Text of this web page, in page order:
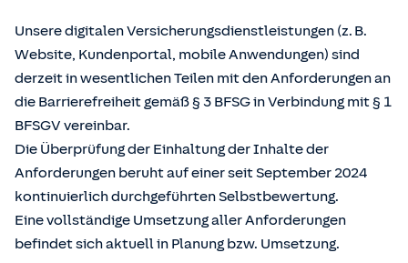
Unsere digitalen Versicherungsdienstleistungen (z. B.
Website, Kundenportal, mobile Anwendungen) sind
derzeit in wesentlichen Teilen mit den Anforderungen an
die Barrierefreiheit gemäß § 3 BFSG in Verbindung mit § 1
BFSGV vereinbar.
Die Überprüfung der Einhaltung der Inhalte der
Anforderungen beruht auf einer seit September 2024
kontinuierlich durchgeführten Selbstbewertung.
Eine vollständige Umsetzung aller Anforderungen
befindet sich aktuell in Planung bzw. Umsetzung.